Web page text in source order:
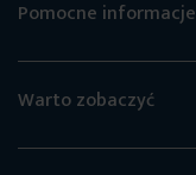
Pomocne informacje
Warto zobaczyć